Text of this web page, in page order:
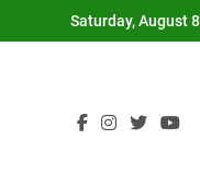
to
Saturday, August